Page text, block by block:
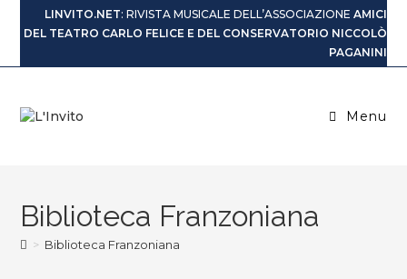
LINVITO.NET: RIVISTA MUSICALE DELL’ASSOCIAZIONE AMICI
DEL TEATRO CARLO FELICE E DEL CONSERVATORIO NICCOLÒ
PAGANINI
Menu
Biblioteca Franzoniana
> Biblioteca Franzoniana